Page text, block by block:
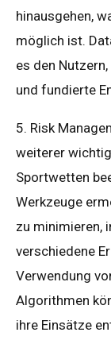
hinausgehen,
möglich ist.
es den
und fundierte
5. Risk
weiterer
Sportwetten
Werkzeuge
zu minimieren,
verschiedene
Verwendung
Algorithmen
ihre Einsätze